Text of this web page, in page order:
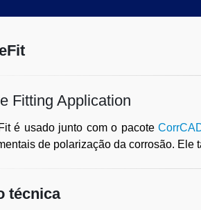
Fitting Application
é usado junto com o pacote
de polarização da corrosão. Ele
técnica